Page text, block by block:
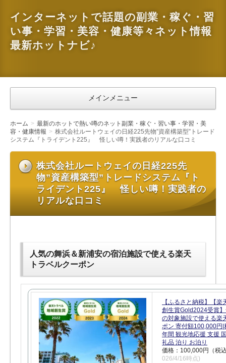
インターネットで話題の副業・稼ぐ・習
い事・学習・美容・健康等々ネット情報
最新ホットナビ♪
メインメニュー
ホーム
最新のホットで熱い噂のネット副業・稼ぐ・習い事・学習・美
容・健康情報
株式会社ルートウェイの日経225先物”資産構築型”トレード
システム『トライデント225』 怪しい噂！実践者のリアルな口コミ
株式会社ルートウェイの日経225先
物”資産構築型”トレードシステム『ト
ライデント225』 怪しい噂！実践者の
リアルな口コミ
人気の舞浜＆新浦安の宿泊施設で使える楽天
トラベルクーポン
【ふるさと納税】【楽
創生賞Gold2024受賞
の対象施設で使える楽
ポン 寄付額100,000円|
年間 観光地応援 支援
礼品 泊り お泊り
価格：100,000円（税
026/4/16時点)